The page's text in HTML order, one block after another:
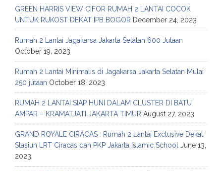
GREEN HARRIS VIEW CIFOR RUMAH 2 LANTAI COCOK
UNTUK RUKOST DEKAT IPB BOGOR December 24, 2023
Rumah 2 Lantai Jagakarsa Jakarta Selatan 600 Jutaan
October 19, 2023
Rumah 2 Lantai Minimalis di Jagakarsa Jakarta Selatan Mulai
250 jutaan October 18, 2023
RUMAH 2 LANTAI SIAP HUNI DALAM CLUSTER DI BATU
AMPAR – KRAMATJATI JAKARTA TIMUR August 27, 2023
GRAND ROYALE CIRACAS : Rumah 2 Lantai Exclusive Dekat
Stasiun LRT Ciracas dan PKP Jakarta Islamic School June 13,
2023